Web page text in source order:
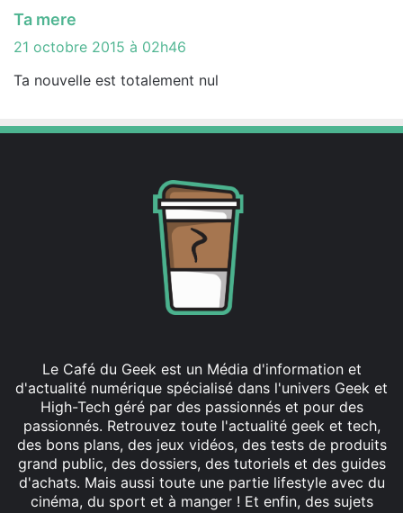
Ta mere
i
21 octobre 2015 à 02h46
Ta nouvelle est totalement nul
Le Café du Geek est un Média d'information et
d'actualité numérique spécialisé dans l'univers Geek et
High-Tech géré par des passionnés et pour des
passionnés. Retrouvez toute l'actualité geek et tech,
des bons plans, des jeux vidéos, des tests de produits
grand public, des dossiers, des tutoriels et des guides
d'achats. Mais aussi toute une partie lifestyle avec du
cinéma, du sport et à manger ! Et enfin, des sujets